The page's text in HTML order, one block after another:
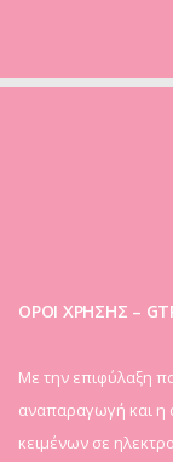
ΟΡΟΙ ΧΡΗΣΗΣ –
Mε την επιφύλαξη
αναπαραγωγή και η
κειμένων σε